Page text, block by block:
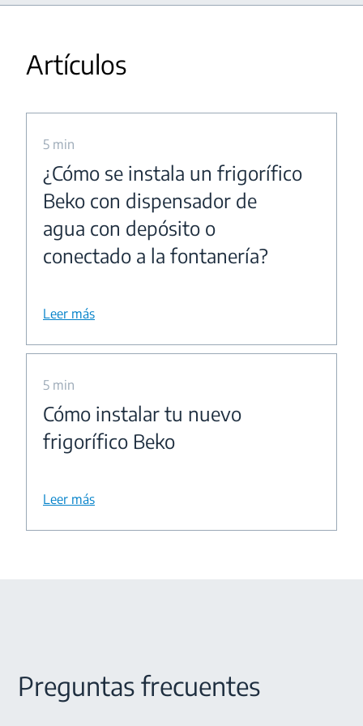
Artículos
5 min
¿Cómo se instala un frigorífico
Beko con dispensador de
agua con depósito o
conectado a la fontanería?
Leer más
5 min
Cómo instalar tu nuevo
frigorífico Beko
Leer más
Preguntas frecuentes